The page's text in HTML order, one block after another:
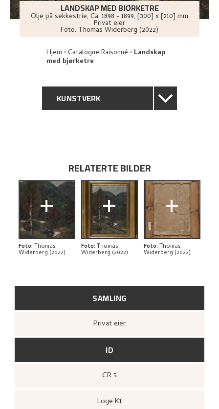
LANDSKAP MED BJØRKETRE
Olje på sekkestrie, Ca. 1898 - 1899, [300] x [210] mm
Privat eier
Foto: Thomas Widerberg (2022)
Hjem Catalogue Raisonné Landskap
med bjørketre
KUNSTVERK
PROVENIENS
BIBLIOGRAFI
RELATERTE KUNSTVERK
UTFORSK
SAMLING
Privat eier
ID
CR 5
Loge K1
RELATERTE BILDER
+
Foto: Thomas
Widerberg (2022)
+
Foto: Thomas
Widerberg (2022)
+
Foto: Thomas
Widerberg (2022)